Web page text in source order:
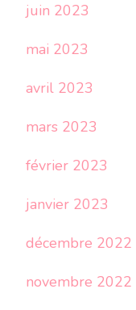
juin 2023
mai 2023
avril 2023
mars 2023
février 2023
janvier 2023
décembre 2022
novembre 2022